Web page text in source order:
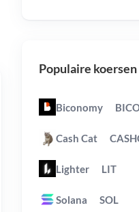
Populaire koersen
Biconomy
Cash Cat
Lighter LIT
Solana SOL